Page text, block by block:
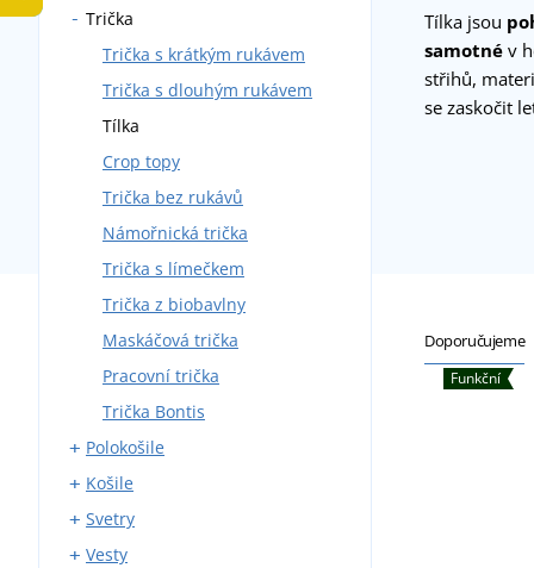
Tílka jsou
samotné v
střihů,
se zaskočit
Trička
Trička s krátkým rukávem
Trička s dlouhým rukávem
Tílka
Crop topy
Trička bez rukávů
Námořnická trička
Trička s límečkem
Trička z biobavlny
Maskáčová trička
Pracovní trička
Trička Bontis
Polokošile
Polokošile s krátkým rukávem
Polokošile s dlouhým
Košile
Košile s krátkým rukávem
Košile s dlouhým rukávem
Svetry
Svetry bez zapínání
Vesty
Doporučujeme
Funkční